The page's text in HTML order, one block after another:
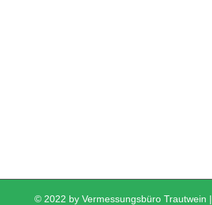
© 2022 by Vermessungsbüro Trautwein |